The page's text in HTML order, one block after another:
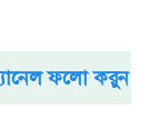
ফলো করুন